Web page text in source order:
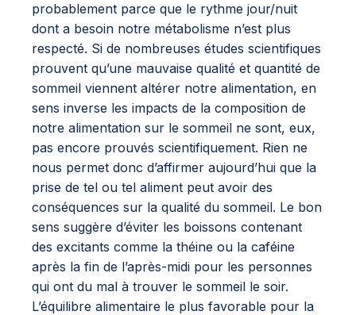
probablement parce que le rythme jour/nuit
dont a besoin notre métabolisme n’est plus
respecté. Si de nombreuses études scientifiques
prouvent qu’une mauvaise qualité et quantité de
sommeil viennent altérer notre alimentation, en
sens inverse les impacts de la composition de
notre alimentation sur le sommeil ne sont, eux,
pas encore prouvés scientifiquement. Rien ne
nous permet donc d’affirmer aujourd’hui que la
prise de tel ou tel aliment peut avoir des
conséquences sur la qualité du sommeil. Le bon
sens suggère d’éviter les boissons contenant
des excitants comme la théine ou la caféine
après la fin de l’après-midi pour les personnes
qui ont du mal à trouver le sommeil le soir.
L’équilibre alimentaire le plus favorable pour la